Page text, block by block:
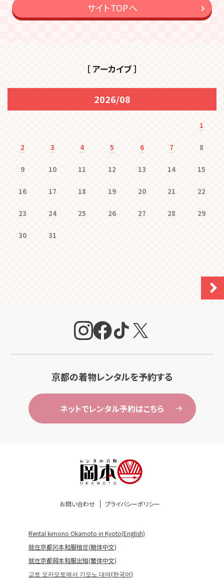
サイトTOPへ
［ アーカイブ ］
2026/08
1
2 3 4 5 6 7 8
9 10 11 12 13 14 15
16 17 18 19 20 21 22
23 24 25 26 27 28 29
30 31
京都の着物レンタルを予約する
ネットでレンタル予約はこちら
お問い合わせ プライバシーポリシー
Rental kimono Okamoto in Kyoto(English)
就在京都冈本和服租赁(簡体中文)
就在京都岡本和服出租(繁体中文)
교토 오카모토에서 기모노 대여(한국어)